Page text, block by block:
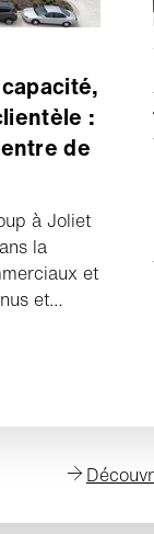
:
de
à Joliet
la
et
et